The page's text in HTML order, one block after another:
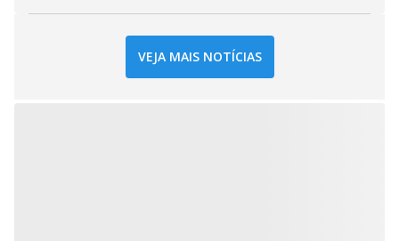
VEJA MAIS NOTÍCIAS